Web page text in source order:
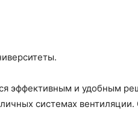
эффективным и удобным
системах